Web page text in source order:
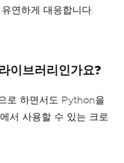
연하게 대응합니다.
이브러리인가요?
로 하면서도 Python을
서 사용할 수 있는 크로